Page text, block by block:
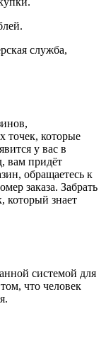
служба,
точек, которые
у вас в
вам придёт
обращаетесь к
заказа. Забрать
который знает
системой для
что человек